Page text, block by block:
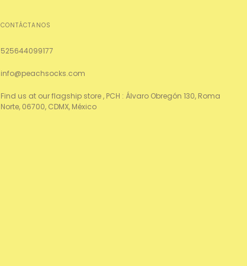
CONTÁCTANOS
525644099177
info@peachsocks.com
Find us at our flagship store , PCH : Álvaro Obregón 130, Roma
Norte, 06700, CDMX, México